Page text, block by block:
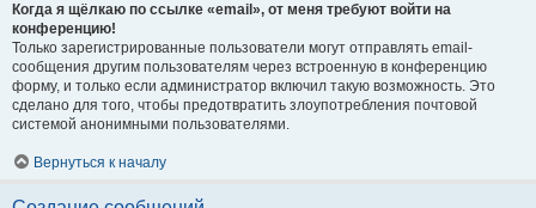
Когда я щёлкаю по ссылке «email», от меня требуют войти на
конференцию!
Только зарегистрированные пользователи могут отправлять email-
сообщения другим пользователям через встроенную в конференцию
форму, и только если администратор включил такую возможность. Это
сделано для того, чтобы предотвратить злоупотребления почтовой
системой анонимными пользователями.
Вернуться к началу